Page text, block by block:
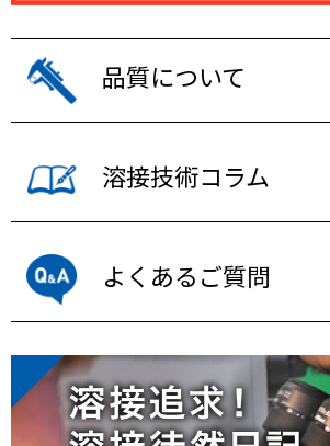
品質について
溶接技術コラム
よくあるご質問